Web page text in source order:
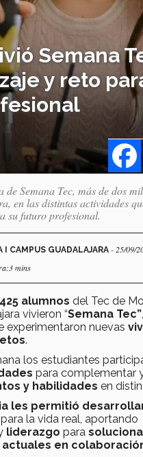
Semana
y reto
de Semana Tec, más de dos
en las distintas actividades
su futuro profesional.
I CAMPUS GUADALAJARA - 25/09/
mins
alumnos del Tec de
vivieron “Semana Tec”
experimentaron nuevas
.
los estudiantes
para complementar
y habilidades en
les permitió
para la vida real, aportando
liderazgo para
en